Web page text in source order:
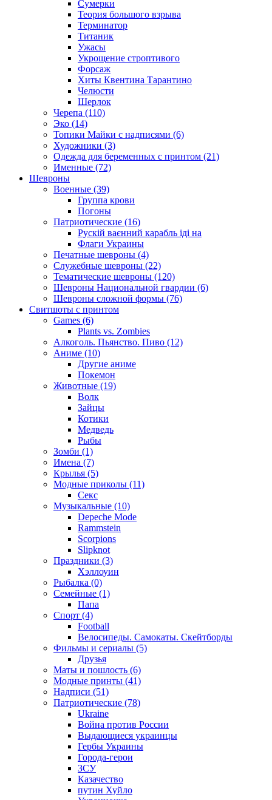
Сумерки
Теория большого взрыва
Терминатор
Титаник
Ужасы
Укрощение строптивого
Форсаж
Хиты Квентина Тарантино
Челюсти
Шерлок
Черепа (110)
Эко (14)
Топики Майки с надписями (6)
Художники (3)
Одежда для беременных с принтом (21)
Именные (72)
Шевроны
Военные (39)
Группа крови
Погоны
Патриотические (16)
Рускій ваєнний карабль іді на
Флаги Украины
Печатные шевроны (4)
Служебные шевроны (22)
Тематические шевроны (120)
Шевроны Национальной гвардии (6)
Шевроны сложной формы (76)
Свитшоты с принтом
Games (6)
Plants vs. Zombies
Алкоголь. Пьянство. Пиво (12)
Аниме (10)
Другие аниме
Покемон
Животные (19)
Волк
Зайцы
Котики
Медведь
Рыбы
Зомби (1)
Имена (7)
Крылья (5)
Модные приколы (11)
Секс
Музыкальные (10)
Depeche Mode
Rammstein
Scorpions
Slipknot
Праздники (3)
Хэллоуин
Рыбалка (0)
Семейные (1)
Папа
Спорт (4)
Football
Велосипеды. Самокаты. Скейтборды
Фильмы и сериалы (5)
Друзья
Маты и пошлость (6)
Модные принты (41)
Надписи (51)
Патриотические (78)
Ukraine
Война против России
Выдающиеся украинцы
Гербы Украины
Города-герои
ЗСУ
Казачество
путин Хуйло